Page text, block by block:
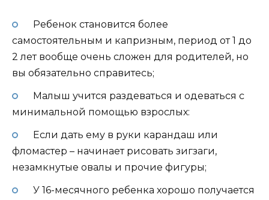
Ребенок становится более
самостоятельным и капризным, период от 1 до
2 лет вообще очень сложен для родителей, но
вы обязательно справитесь;
Малыш учится раздеваться и одеваться с
минимальной помощью взрослых:
Если дать ему в руки карандаш или
фломастер – начинает рисовать зигзаги,
незамкнутые овалы и прочие фигуры;
У 16-месячного ребенка хорошо получается